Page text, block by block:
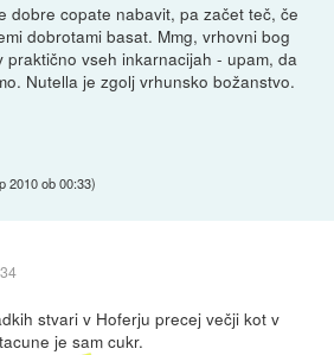
dobre copate nabavit, pa začet teč, če
dobrotami basat. Mmg, vrhovni bog
praktično vseh inkarnacijah - upam, da
Nutella je zgolj vrhunsko božanstvo.
2010 ob 00:33)
stvari v Hoferju precej večji kot v
je sam cukr.